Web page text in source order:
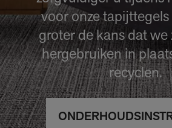
voor onze tapijttegels
groter de kans dat we
hergebruiken in
recyclen.